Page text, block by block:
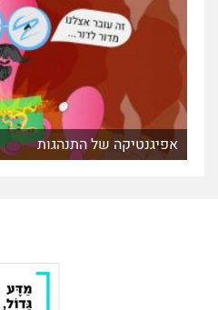
אפיגנטיקה של התנהגות